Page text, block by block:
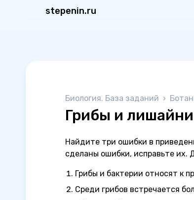
stepenin.ru
Биология. База заданий ›
Грибы и
Найдите три ошибки в
сделаны ошибки, исправьте их.
Грибы и бактерии относят к
Среди грибов встречается